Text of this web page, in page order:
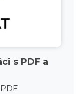
s PDF a